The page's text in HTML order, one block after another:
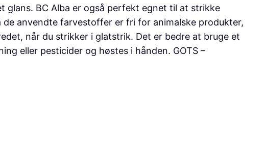
glans. BC Alba er også perfekt egnet til at strikke
anvendte farvestoffer er fri for animalske produkter,
når du strikker i glatstrik. Det er bedre at bruge et
eller pesticider og høstes i hånden. GOTS –